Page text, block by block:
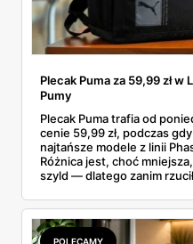
Plecak Puma za 59,99 zł w
Pumy
Plecak Puma trafia od
cenie 59,99 zł, podczas
najtańsze modele z linii
Różnica jest, choć
szyld — dlatego zanim
rozpiska: co dokładnie
odpowiedniki u
się opłaci.
POLECAMY